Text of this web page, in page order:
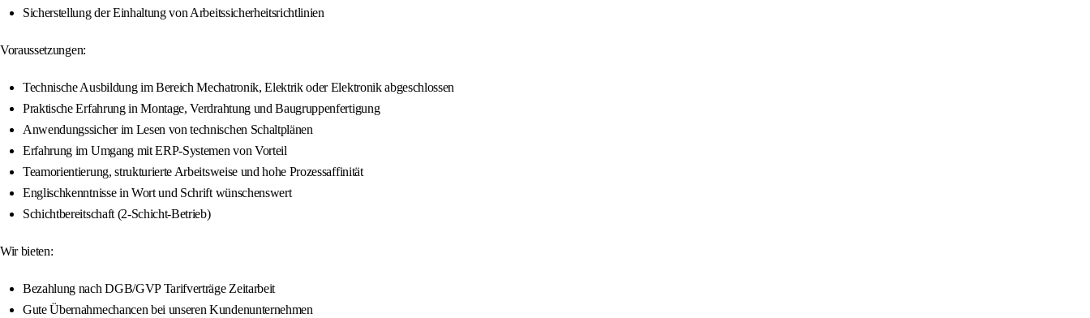
Sicherstellung der Einhaltung von Arbeitssicherheitsrichtlinien
Voraussetzungen:
Technische Ausbildung im Bereich Mechatronik, Elektrik oder Elektronik abgeschlossen
Praktische Erfahrung in Montage, Verdrahtung und Baugruppenfertigung
Anwendungssicher im Lesen von technischen Schaltplänen
Erfahrung im Umgang mit ERP-Systemen von Vorteil
Teamorientierung, strukturierte Arbeitsweise und hohe Prozessaffinität
Englischkenntnisse in Wort und Schrift wünschenswert
Schichtbereitschaft (2-Schicht-Betrieb)
Wir bieten:
Bezahlung nach DGB/GVP Tarifverträge Zeitarbeit
Gute Übernahmechancen bei unseren Kundenunternehmen